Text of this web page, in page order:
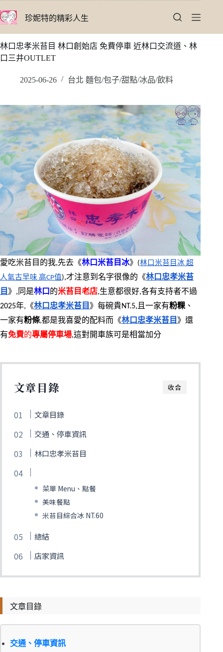
至
要
內
珍妮特的精彩人生
林口忠孝米苔目 林口創始店 免費停車 近林口交流道、林
口三井OUTLET
2025-06-26 台北 麵包/包子/甜點/冰品/飲料
愛吃米苔目的我,先去《林口米苔目冰》 (林口米苔目冰 超
人氣古早味 高CP值 ),才注意到名字很像的《林口忠孝米苔
目 》,同是林口 的米苔目老店,生意都很好,各有支持者不過
2025年,《林口忠孝米苔目 》每碗貴NT.5,且一家有粉粿、
一家有粉條,都是我喜愛的配料而《林口忠孝米苔目 》還
有免費的專屬停車場,這對開車族可是相當加分
收合
文章目錄
文章目錄
交通、停車資訊
林口忠孝米苔目
菜單 Menu、點餐
美味餐點
米苔目綜合冰 NT.60
總結
店家資訊
文章目錄
交通、停車資訊